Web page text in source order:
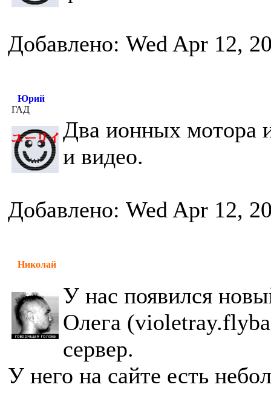
Добавлено: Wed Apr 12,
Юрий
ГАД
Два ионных мотора
и видео.
Добавлено: Wed Apr 12,
Николай
У нас появился
Олега
сервер.
У него на сайте есть